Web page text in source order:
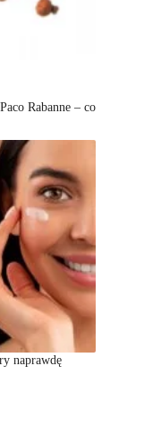
Rabanne – co
naprawdę